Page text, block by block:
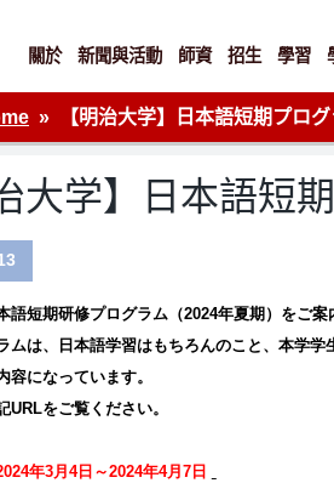
關於 新聞與活動 師資 招生 學習
【明治大学】日本語短期プログ
大学】日本語短
語短期研修プログラム（2024年夏期）をご案
ムは、日本語学習はもちろんのこと、本学
容になっています。
URLをご覧ください。
年3月 4日～2024年4月 7日